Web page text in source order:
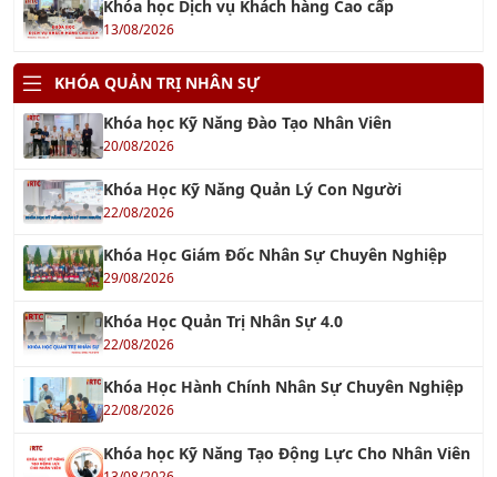
TƯ VẤN BRC
Tư Vấn FSSC 22000
12/12/2022
Tư vấn GMP - Good Manufacturing Practices
20/03/2021
Tư vấn BSCI - Nhanh Chóng Hiệu Quả
18/01/2022
BSCI & WRAP
17/10/2017
IATF 16949
17/10/2017
TƯ VẤN SA 8000
03/10/2016